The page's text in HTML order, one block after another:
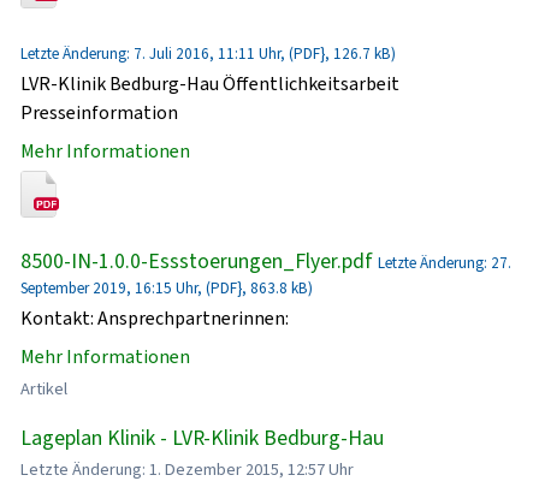
Letzte Änderung: 7. Juli 2016, 11:11 Uhr, (PDF}, 126.7 kB)
LVR-Klinik Bedburg-Hau Öffentlichkeitsarbeit
Presseinformation
Mehr Informationen
8500-IN-1.0.0-Essstoerungen_Flyer.pdf Letzte Änderung: 27.
September 2019, 16:15 Uhr, (PDF}, 863.8 kB)
Kontakt: Ansprechpartnerinnen:
Mehr Informationen
Artikel
Lageplan Klinik - LVR-Klinik Bedburg-Hau
Letzte Änderung: 1. Dezember 2015, 12:57 Uhr